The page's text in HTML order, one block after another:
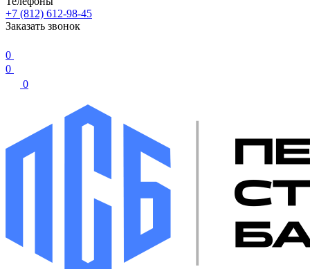
+7 (812) 612-98-45
Заказать звонок
0
0
0